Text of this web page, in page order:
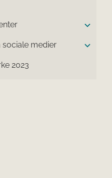
sociale medier
2023